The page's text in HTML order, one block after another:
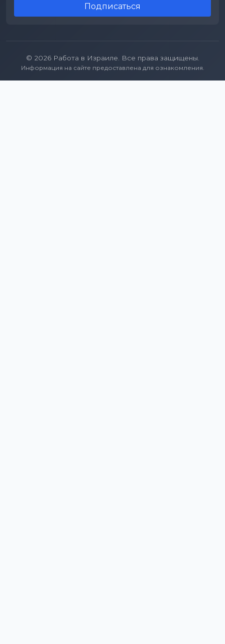
Подписаться
© 2026 Работа в Израиле. Все права защищены.
Информация на сайте предоставлена для ознакомления.